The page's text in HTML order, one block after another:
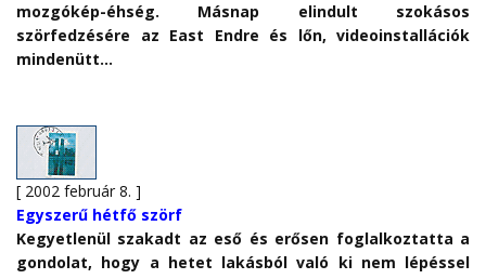
mozgókép-éhség. Másnap elindult szokásos
szörfedzésére az East Endre és lőn, videoinstallációk
mindenütt…
[ 2002 február 8. ]
Egyszerű hétfő szörf
Kegyetlenül szakadt az eső és erősen foglalkoztatta a
gondolat, hogy a hetet lakásból való ki nem lépéssel